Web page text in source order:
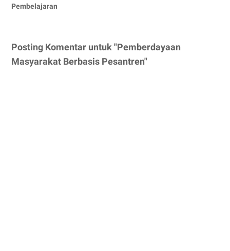
Pembelajaran
Posting Komentar untuk "Pemberdayaan
Masyarakat Berbasis Pesantren"